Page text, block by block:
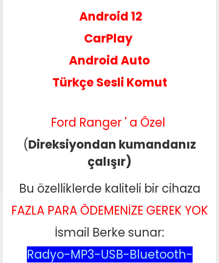
Android 12
CarPlay
Android Auto
Türkçe Sesli Komut
Ford Ranger ' a Özel
(Direksiyondan kumandanız
çalışır)
Bu özelliklerde kaliteli bir cihaza
FAZLA PARA ÖDEMENİZE GEREK YOK
İsmail Berke sunar:
Radyo-MP3-USB-Bluetooth-